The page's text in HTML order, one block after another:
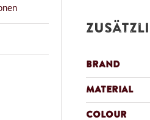
Brand
Material
Colour